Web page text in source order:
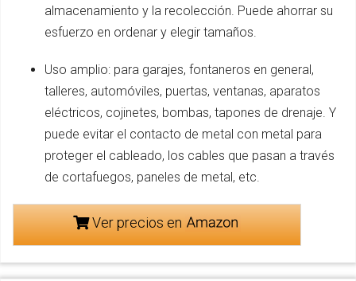
almacenamiento y la recolección. Puede ahorrar su
esfuerzo en ordenar y elegir tamaños.
Uso amplio: para garajes, fontaneros en general,
talleres, automóviles, puertas, ventanas, aparatos
eléctricos, cojinetes, bombas, tapones de drenaje. Y
puede evitar el contacto de metal con metal para
proteger el cableado, los cables que pasan a través
de cortafuegos, paneles de metal, etc.
Ver precios en